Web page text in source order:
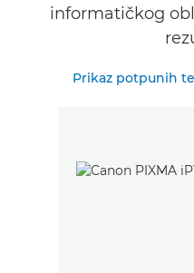
informatičkog
Prikaz potpunih